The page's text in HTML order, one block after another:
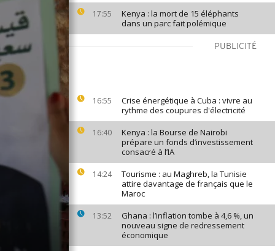
17:55
Kenya : la mort de 15 éléphants
dans un parc fait polémique
PUBLICITÉ
16:55
Crise énergétique à Cuba : vivre au
rythme des coupures d'électricité
16:40
Kenya : la Bourse de Nairobi
prépare un fonds d’investissement
consacré à l’IA
14:24
Tourisme : au Maghreb, la Tunisie
attire davantage de français que le
Maroc
13:52
Ghana : l’inflation tombe à 4,6 %, un
nouveau signe de redressement
économique